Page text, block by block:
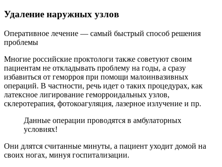
Удаление наружных узлов
Оперативное лечение — самый быстрый способ решения
проблемы
Многие российские проктологи также советуют своим
пациентам не откладывать проблему на годы, а сразу
избавиться от геморроя при помощи малоинвазивных
операций. В частности, речь идет о таких процедурах, как
латексное лигирование геморроидальных узлов,
склеротерапия, фотокоагуляция, лазерное излучение и пр.
Данные операции проводятся в амбулаторных
условиях!
Они длятся считанные минуты, а пациент уходит домой на
своих ногах, минуя госпитализации.